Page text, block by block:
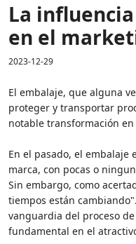
La
en el
2023-12-29
El embalaje, que alguna
proteger y transportar
notable transformación
En el pasado, el
marca, con pocas o
Sin embargo, como
tiempos están
vanguardia del proceso
fundamental en el